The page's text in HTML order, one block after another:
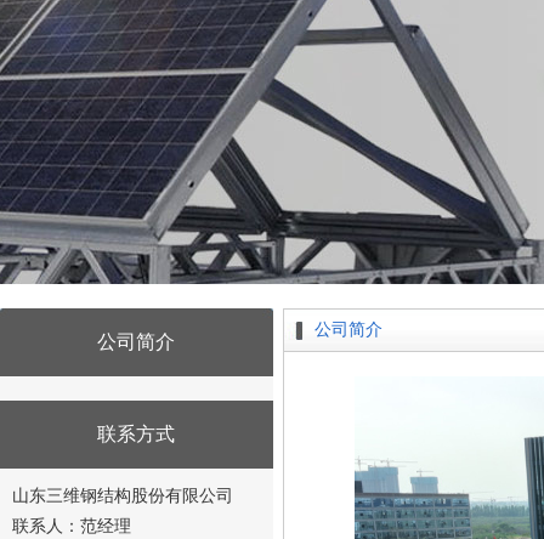
公司简介
联系方式
山东三维钢结构股份有限公司
联系人：范经理
公司简介